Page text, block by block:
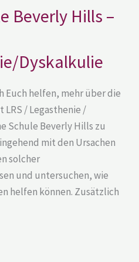
Beverly Hills –
Dyskalkulie
Euch helfen, mehr über die
/ Legasthenie /
Schule Beverly Hills zu
mit den Ursachen
solcher
und untersuchen, wie
helfen können. Zusätzlich